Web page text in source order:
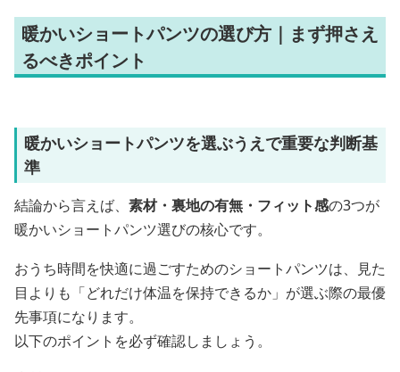
暖かいショートパンツの選び方｜まず押さえ
るべきポイント
暖かいショートパンツを選ぶうえで重要な判断基
準
結論から言えば、 素材・裏地の有無・フィット感の3つが
暖かいショートパンツ選びの核心です。
おうち時間を快適に過ごすためのショートパンツは、見た
目よりも「どれだけ体温を保持できるか」が選ぶ際の最優
先事項になります。
以下のポイントを必ず確認しましょう。